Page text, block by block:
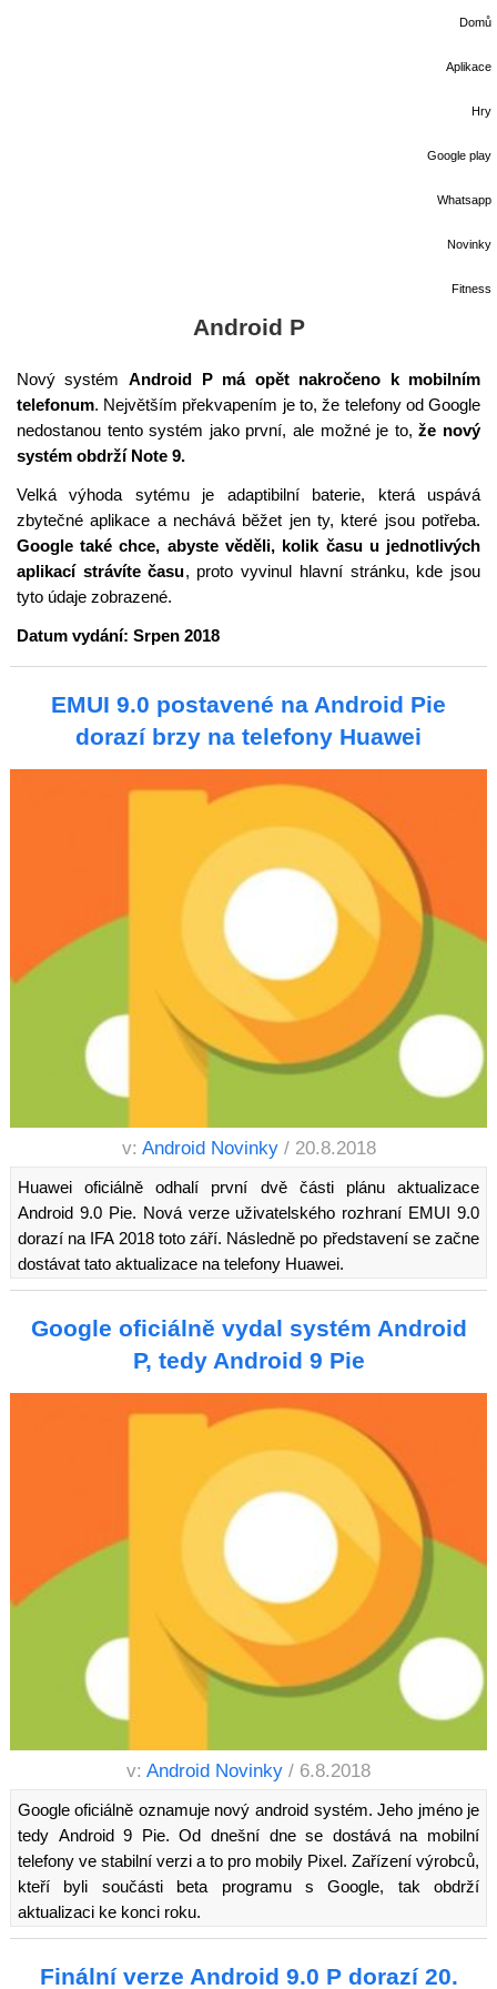
Domů
Aplikace
Hry
Google play
Whatsapp
Novinky
Fitness
Android P
Nový systém Android P má opět nakročeno k mobilním
telefonum. Největším překvapením je to, že telefony od Google
nedostanou tento systém jako první, ale možné je to,že nový
systém obdrží Note 9.
Velká výhoda sytému je adaptibilní baterie, která uspává
zbytečné aplikace a nechává běžet jen ty, které jsou potřeba.
Google také chce, abyste věděli, kolik času u jednotlivých
aplikací strávíte času, proto vyvinul hlavní stránku, kde jsou
tyto údaje zobrazené.
Datum vydání: Srpen 2018
EMUI 9.0 postavené na Android Pie
dorazí brzy na telefony Huawei
v: Android Novinky / 20.8.2018
Huawei oficiálně odhalí první dvě části plánu aktualizace
Android 9.0 Pie. Nová verze uživatelského rozhraní EMUI 9.0
dorazí na IFA 2018 toto září. Následně po představení se začne
dostávat tato aktualizace na telefony Huawei.
Google oficiálně vydal systém Android
P, tedy Android 9 Pie
v: Android Novinky / 6.8.2018
Google oficiálně oznamuje nový android systém. Jeho jméno je
tedy Android 9 Pie. Od dnešní dne se dostává na mobilní
telefony ve stabilní verzi a to pro mobily Pixel. Zařízení výrobců,
kteří byli součásti beta programu s Google, tak obdrží
aktualizaci ke konci roku.
Finální verze Android 9.0 P dorazí 20.